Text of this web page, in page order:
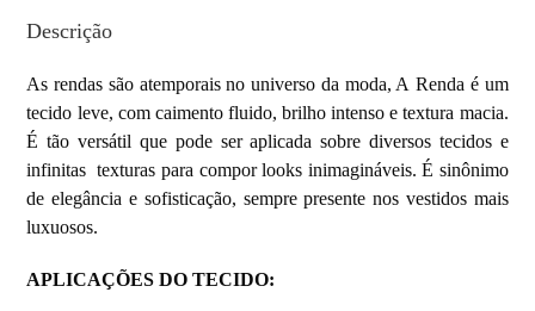
Descrição
As rendas são atemporais no universo da moda, A Renda é um
tecido leve, com caimento fluido, brilho intenso e textura macia.
É tão versátil que pode ser aplicada sobre diversos tecidos e
infinitas texturas para compor looks inimagináveis. É sinônimo
de elegância e sofisticação, sempre presente nos vestidos mais
luxuosos.
APLICAÇÕES DO TECIDO: